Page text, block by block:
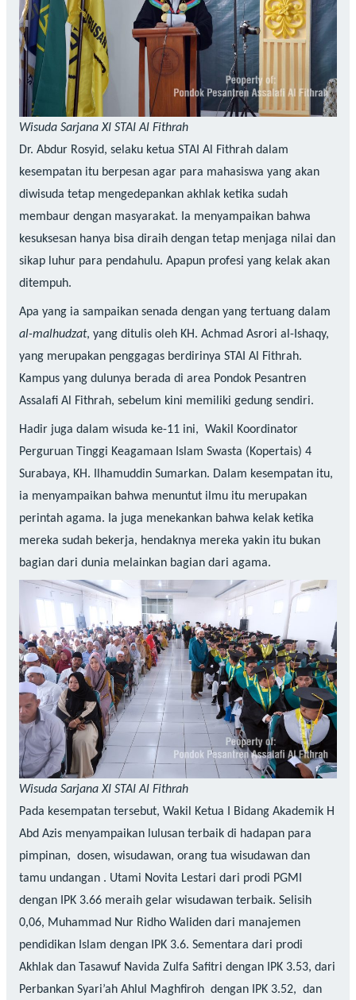
Wisuda Sarjana XI STAI Al Fithrah
Dr. Abdur Rosyid, selaku ketua STAI Al Fithrah dalam
kesempatan itu berpesan agar para mahasiswa yang akan
diwisuda tetap mengedepankan akhlak ketika sudah
membaur dengan masyarakat. Ia menyampaikan bahwa
kesuksesan hanya bisa diraih dengan tetap menjaga nilai dan
sikap luhur para pendahulu. Apapun profesi yang kelak akan
ditempuh.
Apa yang ia sampaikan senada dengan yang tertuang dalam
al-malhudzat, yang ditulis oleh KH. Achmad Asrori al-Ishaqy,
yang merupakan penggagas berdirinya STAI Al Fithrah.
Kampus yang dulunya berada di area Pondok Pesantren
Assalafi Al Fithrah, sebelum kini memiliki gedung sendiri.
Hadir juga dalam wisuda ke-11 ini, Wakil Koordinator
Perguruan Tinggi Keagamaan Islam Swasta (Kopertais) 4
Surabaya, KH. Ilhamuddin Sumarkan. Dalam kesempatan itu,
ia menyampaikan bahwa menuntut ilmu itu merupakan
perintah agama. Ia juga menekankan bahwa kelak ketika
mereka sudah bekerja, hendaknya mereka yakin itu bukan
bagian dari dunia melainkan bagian dari agama.
Wisuda Sarjana XI STAI Al Fithrah
Pada kesempatan tersebut, Wakil Ketua I Bidang Akademik H
Abd Azis menyampaikan lulusan terbaik di hadapan para
pimpinan, dosen, wisudawan, orang tua wisudawan dan
tamu undangan . Utami Novita Lestari dari prodi PGMI
dengan IPK 3.66 meraih gelar wisudawan terbaik. Selisih
0,06, Muhammad Nur Ridho Waliden dari manajemen
pendidikan Islam dengan IPK 3.6. Sementara dari prodi
Akhlak dan Tasawuf Navida Zulfa Safitri dengan IPK 3.53, dari
Perbankan Syari’ah Ahlul Maghfiroh dengan IPK 3.52, dan